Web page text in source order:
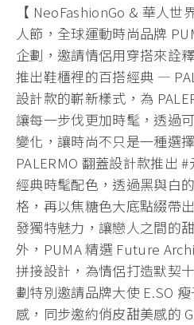
【 NeoFashionGo & 華人世
人節，全球運動時尚品牌
企劃，邀請情侶用穿搭來詮
推出鞋櫃裡的百搭經典 —
設計款的嶄新樣式，為
讓每一步伐更加時髦，透過
變化，讓時尚不只是一種選
PALERMO 翻蓋設計款推出
經典時髦配色，透過黑與白
格，再以焦糖色大底點綴帶
發獨特魅力，讓戀人之間的
外，PUMA 精選 Future
拼接設計，為情侶打造默契
劃特別邀請品牌大使 E.SO
感，同步邀約俏皮甜美感的